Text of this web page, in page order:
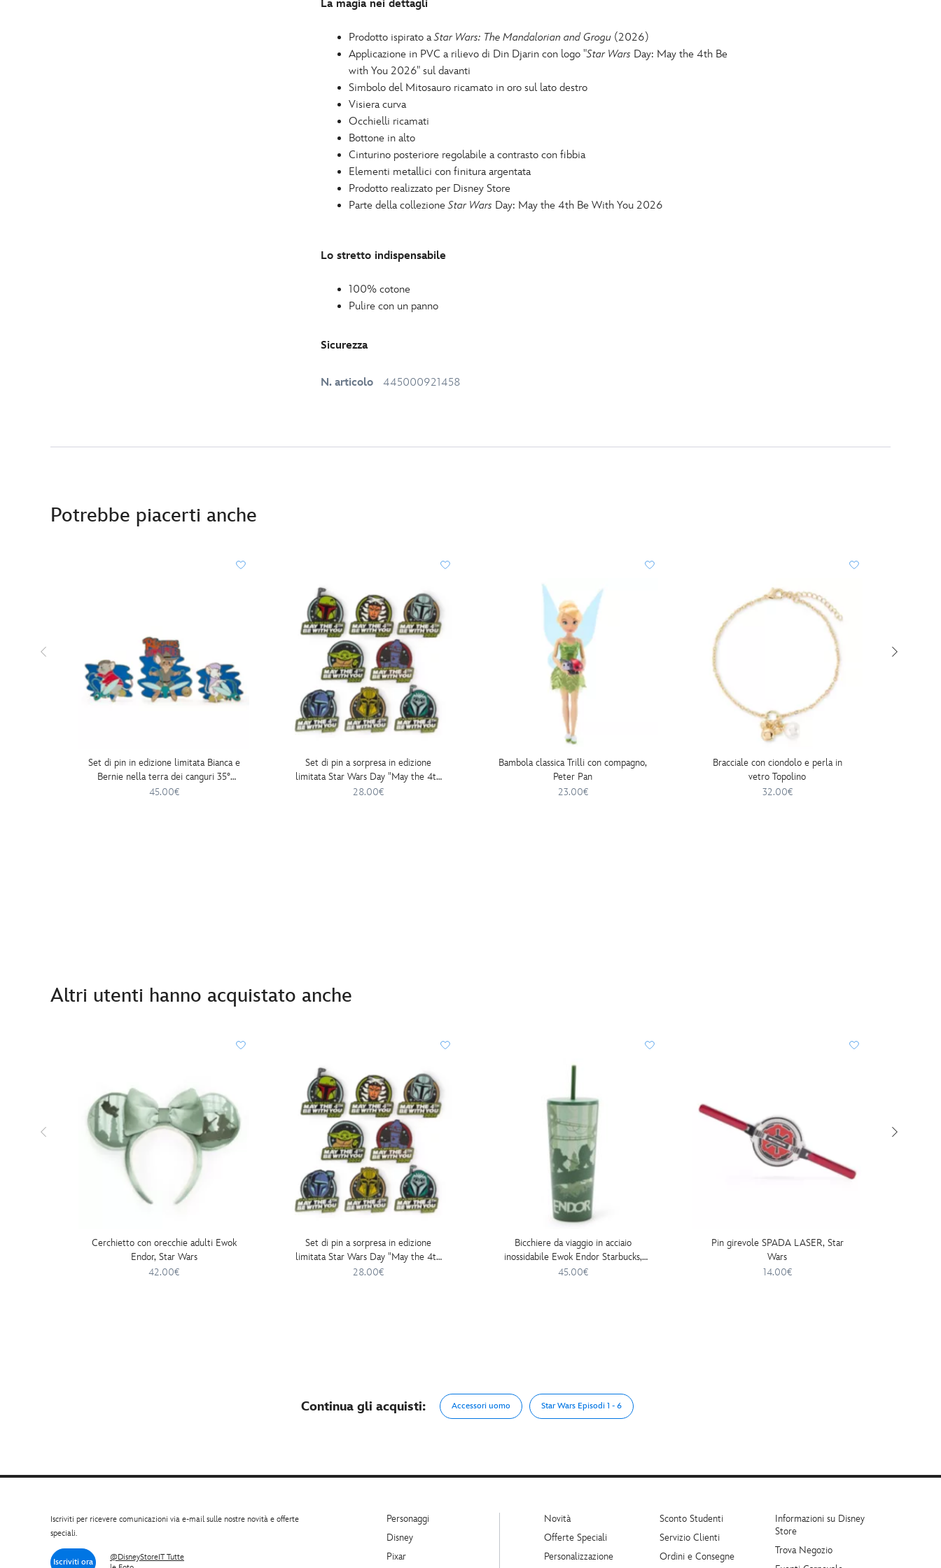
La magia nei dettagli
Prodotto ispirato aStar Wars: The Mandalorian and Grogu (2026)
Applicazione in PVC a rilievo di Din Djarin con logo "Star Wars Day: May the 4th Be
with You 2026" sul davanti
Simbolo del Mitosauro ricamato in oro sul lato destro
Visiera curva
Occhielli ricamati
Bottone in alto
Cinturino posteriore regolabile a contrasto con fibbia
Elementi metallici con finitura argentata
Prodotto realizzato per Disney Store
Parte della collezioneStar Wars Day: May the 4th Be With You 2026
Lo stretto indispensabile
100% cotone
Pulire con un panno
Sicurezza
N. articolo 445000921458
Potrebbe piacerti anche
Set di pin in edizione limitata Bianca e
Bernie nella terra dei canguri 35°
anniversario
45.00€
Set di pin a sorpresa in edizione
limitata Star Wars Day "May the 4th
Be With You" 2026, Star Wars: The
28.00€
Bambola classica Trilli con compagno,
Peter Pan
23.00€
Bracciale con ciondolo e perla in
vetro Topolino
32.00€
Altri utenti hanno acquistato anche
Cerchietto con orecchie adulti Ewok
Endor, Star Wars
42.00€
Set di pin a sorpresa in edizione
limitata Star Wars Day "May the 4th
Be With You" 2026, Star Wars: The
28.00€
Bicchiere da viaggio in acciaio
inossidabile Ewok Endor Starbucks,
Star Wars Day: May the 4th Be With
45.00€
Pin girevole SPADA LASER, Star
Wars
14.00€
Continua gli acquisti: Accessori uomo Star Wars Episodi 1 - 6
Iscriviti per ricevere comunicazioni via e-mail sulle nostre novità e offerte
speciali.
Iscriviti ora
@DisneyStoreIT Tutte
Personaggi
Disney
Pixar
Novità
Offerte Speciali
Personalizzazione
Sconto Studenti
Servizio Clienti
Ordini e Consegne
Informazioni su Disney
Store
Trova Negozio